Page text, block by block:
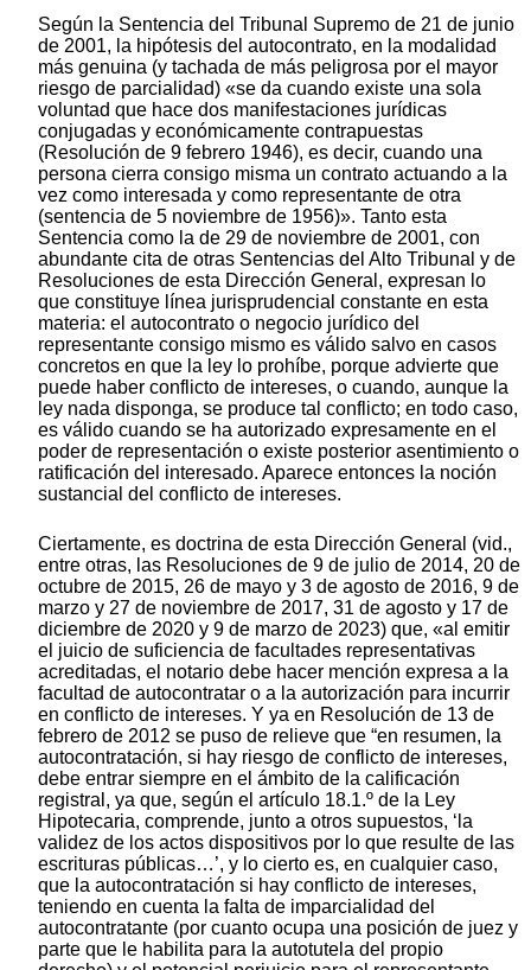
Según la Sentencia del Tribunal Supremo de 21 de junio
de 2001, la hipótesis del autocontrato, en la modalidad
más genuina (y tachada de más peligrosa por el mayor
riesgo de parcialidad) «se da cuando existe una sola
voluntad que hace dos manifestaciones jurídicas
conjugadas y económicamente contrapuestas
(Resolución de 9 febrero 1946), es decir, cuando una
persona cierra consigo misma un contrato actuando a la
vez como interesada y como representante de otra
(sentencia de 5 noviembre de 1956)». Tanto esta
Sentencia como la de 29 de noviembre de 2001, con
abundante cita de otras Sentencias del Alto Tribunal y de
Resoluciones de esta Dirección General, expresan lo
que constituye línea jurisprudencial constante en esta
materia: el autocontrato o negocio jurídico del
representante consigo mismo es válido salvo en casos
concretos en que la ley lo prohíbe, porque advierte que
puede haber conflicto de intereses, o cuando, aunque la
ley nada disponga, se produce tal conflicto; en todo caso,
es válido cuando se ha autorizado expresamente en el
poder de representación o existe posterior asentimiento o
ratificación del interesado. Aparece entonces la noción
sustancial del conflicto de intereses.
Ciertamente, es doctrina de esta Dirección General (vid.,
entre otras, las Resoluciones de 9 de julio de 2014, 20 de
octubre de 2015, 26 de mayo y 3 de agosto de 2016, 9 de
marzo y 27 de noviembre de 2017, 31 de agosto y 17 de
diciembre de 2020 y 9 de marzo de 2023) que, «al emitir
el juicio de suficiencia de facultades representativas
acreditadas, el notario debe hacer mención expresa a la
facultad de autocontratar o a la autorización para incurrir
en conflicto de intereses. Y ya en Resolución de 13 de
febrero de 2012 se puso de relieve que “en resumen, la
autocontratación, si hay riesgo de conflicto de intereses,
debe entrar siempre en el ámbito de la calificación
registral, ya que, según el artículo 18.1.º de la Ley
Hipotecaria, comprende, junto a otros supuestos, ‘la
validez de los actos dispositivos por lo que resulte de las
escrituras públicas…’, y lo cierto es, en cualquier caso,
que la autocontratación si hay conflicto de intereses,
teniendo en cuenta la falta de imparcialidad del
autocontratante (por cuanto ocupa una posición de juez y
parte que le habilita para la autotutela del propio